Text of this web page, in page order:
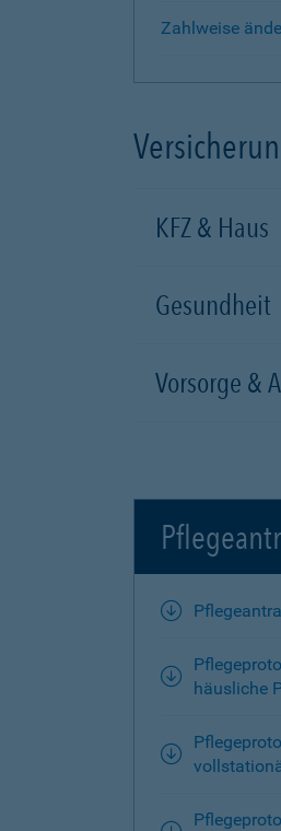
Zahlweise
KFZ & Haus
Gesundheit
Vorsorge &
häusliche